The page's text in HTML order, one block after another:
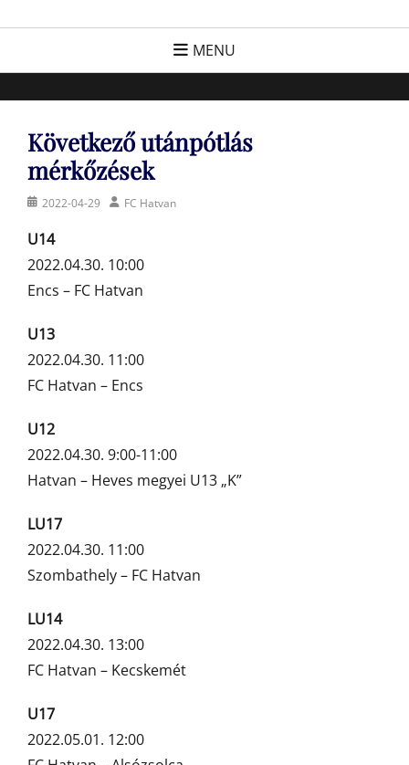
FC Hatvan
Egyesület a hatvani labdarúgásért, sportért!
MENU
Következő utánpótlás
mérkőzések
Posted2022-04-29 AuthorFC Hatvan
U14
2022.04.30. 10:00
Encs – FC Hatvan
U13
2022.04.30. 11:00
FC Hatvan – Encs
U12
2022.04.30. 9:00-11:00
Hatvan – Heves megyei U13 „K”
LU17
2022.04.30. 11:00
Szombathely – FC Hatvan
LU14
2022.04.30. 13:00
FC Hatvan – Kecskemét
U17
2022.05.01. 12:00